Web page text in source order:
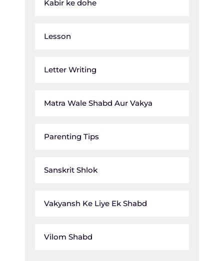
Kabir ke dohe
Lesson
Letter Writing
Matra Wale Shabd Aur Vakya
Parenting Tips
Sanskrit Shlok
Vakyansh Ke Liye Ek Shabd
Vilom Shabd